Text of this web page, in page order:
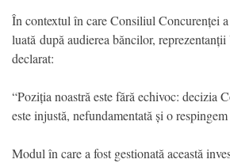
În contextul în care Consiliul Concurenței
luată după audierea băncilor,
declarat:
“Poziția noastră este fără echivoc: decizia
este injustă, nefundamentată și o
Modul în care a fost gestionată această